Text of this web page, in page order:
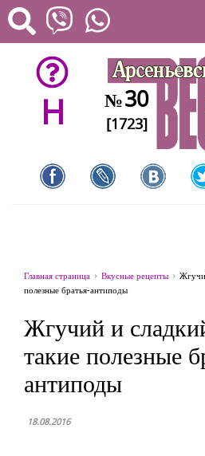
H №30
[1723]
Главная страница Вкусные рецепты
полезные братья-антиподы
Жгучий и
такие полезные
антиподы
18.08.2016